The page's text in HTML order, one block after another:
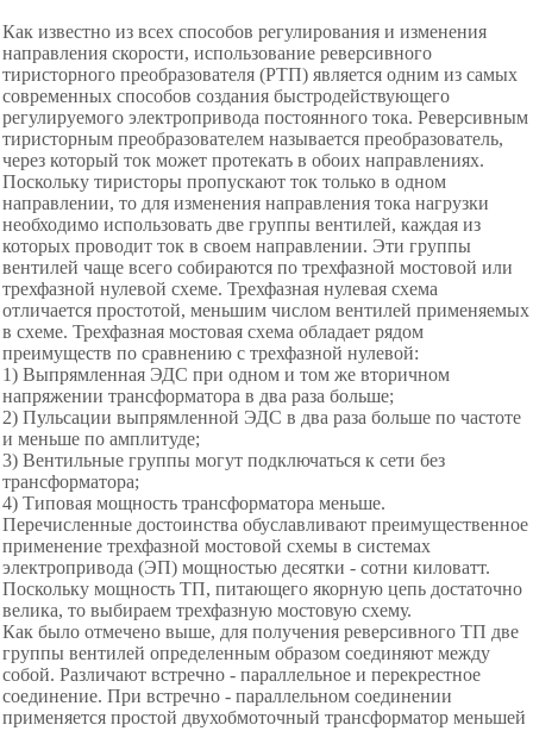
Как известно из всех способов регулирования и изменения
направления скорости, использование реверсивного
тиристорного преобразователя (РТП) является одним из самых
современных способов создания быстродействующего
регулируемого электропривода постоянного тока. Реверсивным
тиристорным преобразователем называется преобразователь,
через который ток может протекать в обоих направлениях.
Поскольку тиристоры пропускают ток только в одном
направлении, то для изменения направления тока нагрузки
необходимо использовать две группы вентилей, каждая из
которых проводит ток в своем направлении. Эти группы
вентилей чаще всего собираются по трехфазной мостовой или
трехфазной нулевой схеме. Трехфазная нулевая схема
отличается простотой, меньшим числом вентилей применяемых
в схеме. Трехфазная мостовая схема обладает рядом
преимуществ по сравнению с трехфазной нулевой:
1) Выпрямленная ЭДС при одном и том же вторичном
напряжении трансформатора в два раза больше;
2) Пульсации выпрямленной ЭДС в два раза больше по частоте
и меньше по амплитуде;
3) Вентильные группы могут подключаться к сети без
трансформатора;
4) Типовая мощность трансформатора меньше.
Перечисленные достоинства обуславливают преимущественное
применение трехфазной мостовой схемы в системах
электропривода (ЭП) мощностью десятки - сотни киловатт.
Поскольку мощность ТП, питающего якорную цепь достаточно
велика, то выбираем трехфазную мостовую схему.
Как было отмечено выше, для получения реверсивного ТП две
группы вентилей определенным образом соединяют между
собой. Различают встречно - параллельное и перекрестное
соединение. При встречно - параллельном соединении
применяется простой двухобмоточный трансформатор меньшей